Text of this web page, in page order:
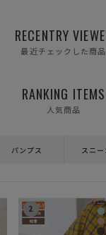
RECENTRY
最近チェックした商品
RANKING ITEMS
人気商品
パンプス スニー